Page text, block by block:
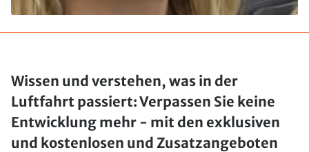
Wissen und verstehen, was in der
Luftfahrt passiert: Verpassen Sie keine
Entwicklung mehr - mit den exklusiven
und kostenlosen und Zusatzangeboten